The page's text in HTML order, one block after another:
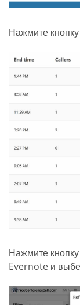
Нажмите кнопку
Нажмите кнопку
Evernote и